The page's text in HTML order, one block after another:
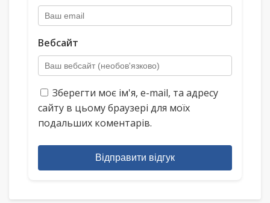
Вебсайт
Зберегти моє ім'я, e-mail, та адресу
сайту в цьому браузері для моїх
подальших коментарів.
Відправити відгук